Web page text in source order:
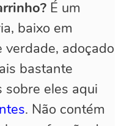
É um
baixo em
verdade, adoçado
bastante
sobre eles aqui
. Não contém